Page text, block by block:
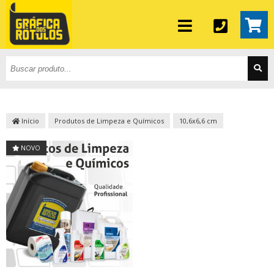
Início Produtos de Limpeza e Químicos 10,6x6,6 cm
NOVO